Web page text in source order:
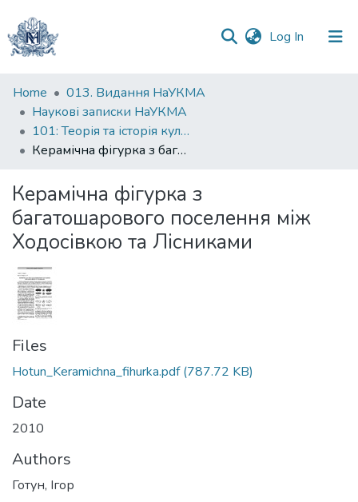
Log In (current)
Communities
&
Collections
All of DSpace
Statistics
Home
013. Видання НаУКМА
Наукові записки НаУКМА
101: Теорія та історія культури
Керамічна фігурка з багатошарового поселення між Ходосівкою та Лісниками
Керамічна фігурка з
багатошарового поселення між
Ходосівкою та Лісниками
Files
Hotun_Keramichna_fihurka.pdf(787.72 KB)
Date
2010
Authors
Готун, Ігор